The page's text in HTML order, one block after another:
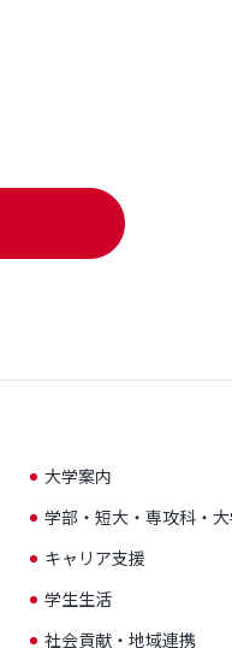
大学案内
学部・短大・専攻科・
キャリア支援
学生生活
社会貢献・地域連携